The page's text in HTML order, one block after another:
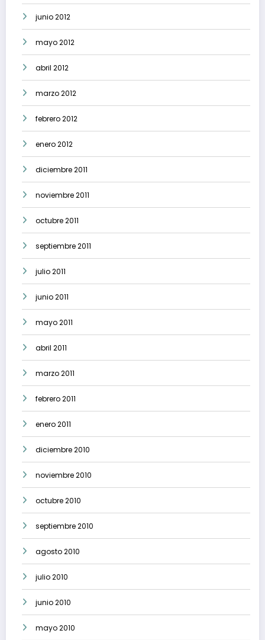
junio 2012
mayo 2012
abril 2012
marzo 2012
febrero 2012
enero 2012
diciembre 2011
noviembre 2011
octubre 2011
septiembre 2011
julio 2011
junio 2011
mayo 2011
abril 2011
marzo 2011
febrero 2011
enero 2011
diciembre 2010
noviembre 2010
octubre 2010
septiembre 2010
agosto 2010
julio 2010
junio 2010
mayo 2010